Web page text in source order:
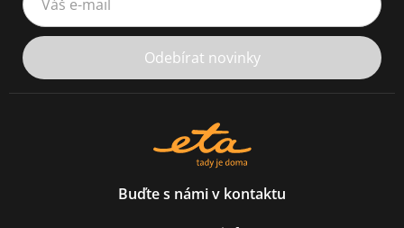
Odebírat novinky
Buďte s námi v kontaktu